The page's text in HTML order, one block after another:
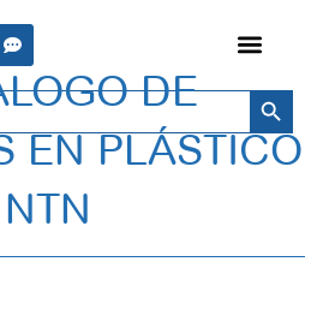
Botón
DE
EN PLÁSTICO
NTN